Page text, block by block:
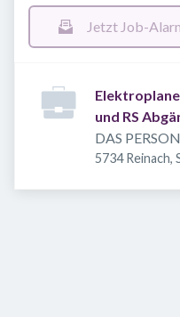
Jetzt Job-
und RS
DAS
5734 Reinach,